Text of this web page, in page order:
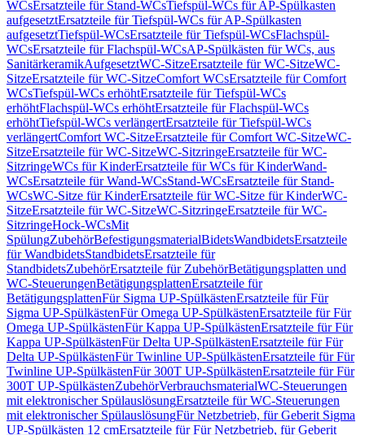
WCsErsatzteile für Stand-WCsTiefspül-WCs für AP-Spülkasten
aufgesetztErsatzteile für Tiefspül-WCs für AP-Spülkasten
aufgesetztTiefspül-WCsErsatzteile für Tiefspül-WCsFlachspül-
WCsErsatzteile für Flachspül-WCsAP-Spülkästen für WCs, aus
SanitärkeramikAufgesetztWC-SitzeErsatzteile für WC-SitzeWC-
SitzeErsatzteile für WC-SitzeComfort WCsErsatzteile für Comfort
WCsTiefspül-WCs erhöhtErsatzteile für Tiefspül-WCs
erhöhtFlachspül-WCs erhöhtErsatzteile für Flachspül-WCs
erhöhtTiefspül-WCs verlängertErsatzteile für Tiefspül-WCs
verlängertComfort WC-SitzeErsatzteile für Comfort WC-SitzeWC-
SitzeErsatzteile für WC-SitzeWC-SitzringeErsatzteile für WC-
SitzringeWCs für KinderErsatzteile für WCs für KinderWand-
WCsErsatzteile für Wand-WCsStand-WCsErsatzteile für Stand-
WCsWC-Sitze für KinderErsatzteile für WC-Sitze für KinderWC-
SitzeErsatzteile für WC-SitzeWC-SitzringeErsatzteile für WC-
SitzringeHock-WCsMit
SpülungZubehörBefestigungsmaterialBidetsWandbidetsErsatzteile
für WandbidetsStandbidetsErsatzteile für
StandbidetsZubehörErsatzteile für ZubehörBetätigungsplatten und
WC-SteuerungenBetätigungsplattenErsatzteile für
BetätigungsplattenFür Sigma UP-SpülkästenErsatzteile für Für
Sigma UP-SpülkästenFür Omega UP-SpülkästenErsatzteile für Für
Omega UP-SpülkästenFür Kappa UP-SpülkästenErsatzteile für Für
Kappa UP-SpülkästenFür Delta UP-SpülkästenErsatzteile für Für
Delta UP-SpülkästenFür Twinline UP-SpülkästenErsatzteile für Für
Twinline UP-SpülkästenFür 300T UP-SpülkästenErsatzteile für Für
300T UP-SpülkästenZubehörVerbrauchsmaterialWC-Steuerungen
mit elektronischer SpülauslösungErsatzteile für WC-Steuerungen
mit elektronischer SpülauslösungFür Netzbetrieb, für Geberit Sigma
UP-Spülkästen 12 cmErsatzteile für Für Netzbetrieb, für Geberit